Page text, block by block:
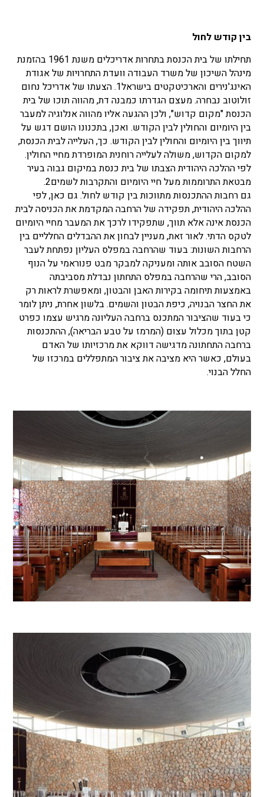
בין קודש לחול
תחילתו של בית הכנסת בתחרות אדריכלים משנת 1961 בהזמנת
מינהל השיכון של משרד העבודה וועדת התחרויות של אגודת
האינג'נירים והארכיטקטים בישראל1. הצעתו של אדריכל נחום
זולוטוב נבחרה. מעצם הגדרתו כמבנה דת, מהווה תוכו של בית
הכנסת "מקום קדוש", ולכן ההגעה אליו מהווה אנלוגיה למעבר
בין היומיום והחולין לבין הקודש. ואכן, בתכנונו הושם דגש על
תיווך בין היומיום והחולין לבין הקודש. כך, העלייה לבית הכנסת,
למקום הקדוש, משולה לעלייה רוחנית המופרדת מחיי החולין.
לפי ההלכה היהודית הצבתו של בית כנסת במיקום גבוה בעיר
מבטאת התרוממות מעל חיי היומיום והתקרבות לשמים2.
גם רחבות ההתכנסות מתווכות בין קודש לחול. גם כאן, לפי
ההלכה היהודית, תפקידה של הרחבה המקדמת את הכניסה לבית
הכנסת אינה אלא תווך, שתפקידו לרכך את המעבר מחיי היומיום
לטקס הדתי. לאור זאת, מעניין לבחון את ההבדלים החלליים בין
הרחבות השונות: בעוד שהרחבה במפלס העליון נפתחת לעבר
השטח הסובב אותה ומעניקה למבקר מבט פנוראמי על הנוף
הסובב, הרי שהרחבה במפלס התחתון נבדלת מסביבתה
באמצעות תיחומה בקירות האבן והבטון, ומאפשרת לראות רק
את החצר הבנויה, כיפת הבטון והשמים. בלשון אחרת, ניתן לומר
כי בעוד שהציבור המתכנס ברחבה העליונה מרגיש עצמו כפרט
קטן בתוך מכלול עצום (המרמז על טבע הבריאה), ההתכנסות
ברחבה התחתונה מדגישה דווקא את מרכזיותו של האדם
בעולם, כאשר היא מציבה את ציבור המתפללים במרכזו של
החלל הבנוי.